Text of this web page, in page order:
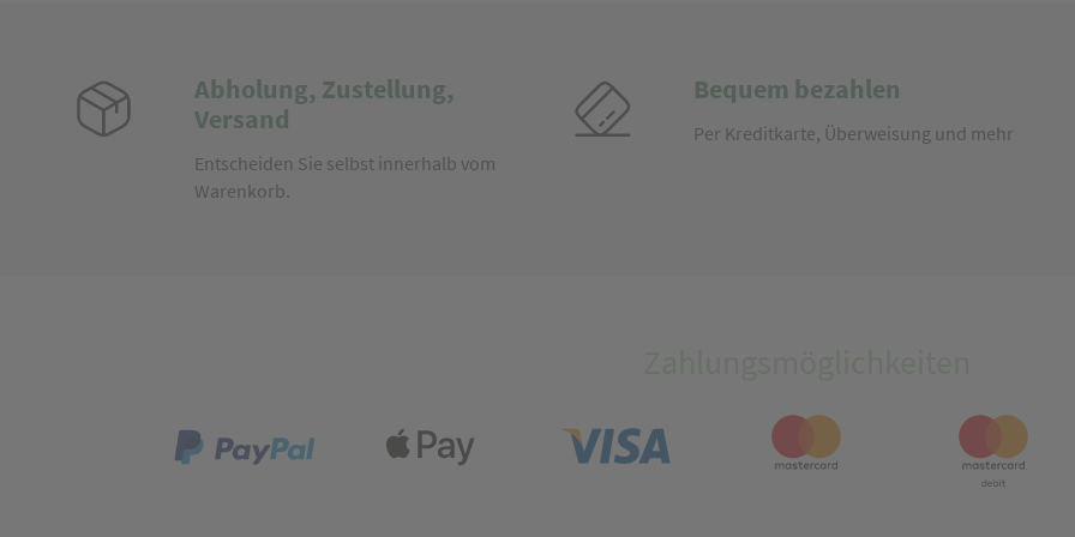
Abholung, Zustellung,
Versand
Entscheiden Sie selbst innerhalb vom
Warenkorb.
Bequem bezahlen
Per Kreditkarte, Überweisung und mehr